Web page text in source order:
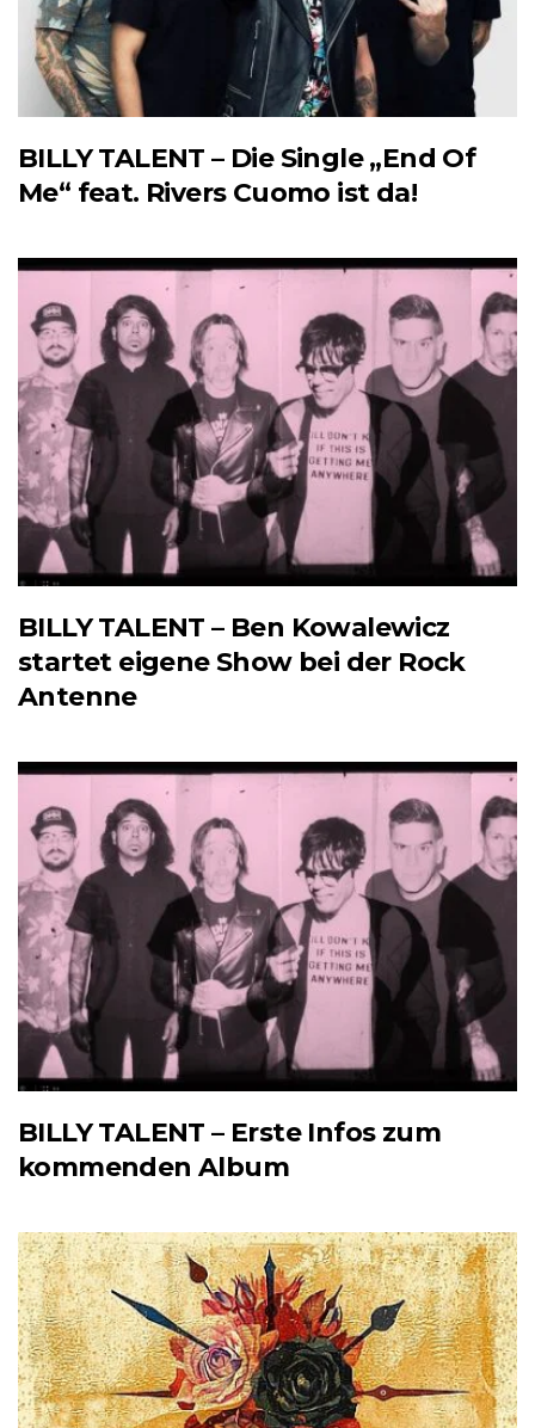
BILLY TALENT – Die Single „End Of
Me“ feat. Rivers Cuomo ist da!
BILLY TALENT – Ben Kowalewicz
startet eigene Show bei der Rock
Antenne
BILLY TALENT – Erste Infos zum
kommenden Album